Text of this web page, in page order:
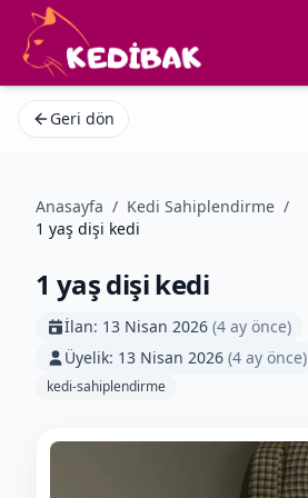
Geri dön
Anasayfa / Kedi Sahiplendirme /
1 yaş dişi kedi
1 yaş dişi kedi
İlan: 13 Nisan 2026 (4 ay önce)
Üyelik: 13 Nisan 2026 (4 ay önce)
kedi-sahiplendirme